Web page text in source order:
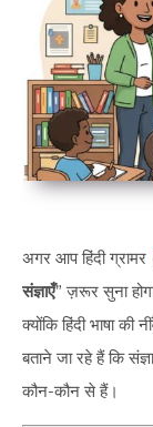
अगर आप हिंदी ग्रामर
संज्ञाएँ” ज़रूर सुना
क्योंकि हिंदी भाषा
बताने जा रहे हैं कि
कौन-कौन से हैं।